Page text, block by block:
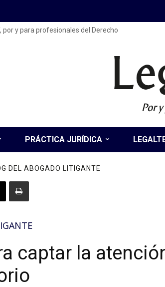
por y para profesionales del Derecho
Por
PRÁCTICA JURÍDICA
DEL ABOGADO LITIGANTE
captar la